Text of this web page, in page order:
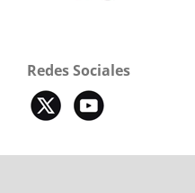
Redes Sociales